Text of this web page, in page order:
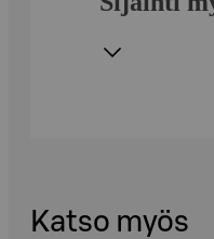
Katso myös